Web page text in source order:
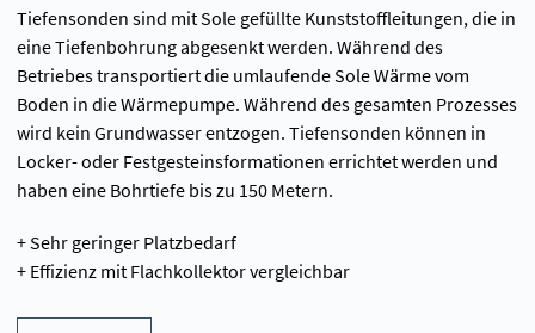
Tiefensonden sind mit Sole gefüllte Kunststoffleitungen, die in
eine Tiefenbohrung abgesenkt werden. Während des
Betriebes transportiert die umlaufende Sole Wärme vom
Boden in die Wärmepumpe. Während des gesamten Prozesses
wird kein Grundwasser entzogen. Tiefensonden können in
Locker- oder Festgesteinsformationen errichtet werden und
haben eine Bohrtiefe bis zu 150 Metern.
+ Sehr geringer Platzbedarf
+ Effizienz mit Flachkollektor vergleichbar